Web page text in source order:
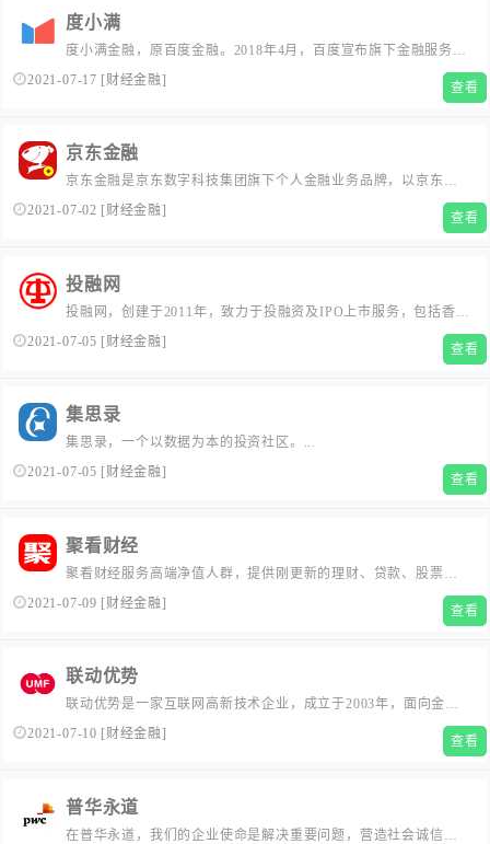
度小满
度小满金融，原百度金融。2018年4月，百度宣布旗下金融服务事
业群组正式完成拆分融资协议签署，实现独立运营。度小满金融
作为一家金融科技公司，在智能金融时代，将充分发挥百度的AI
2021-07-17 [财经金融] 查看
京东金融
京东金融是京东数字科技集团旗下个人金融业务品牌，以京东金
融App为载体，已经成为四亿用户选择的个人金融决策平台。京东
2021-07-02 [财经金融] 查看
投融网
投融网，创建于2011年，致力于投融资及IPO上市服务，包括香港
上市，IPO，借壳上市、买壳上市和并购上市，为企业提供香港上
市财务顾问服务，HK-IPO，规划IPO上市条件、流程，借壳、买
2021-07-05 [财经金融] 查看
集思录
集思录，一个以数据为本的投资社区。...
2021-07-05 [财经金融] 查看
聚看财经
聚看财经服务高端净值人群，提供刚更新的理财、贷款、股票、
基金、保险、机酒、信用卡、问答等财经信息，了解理财知识、
学习理财技巧、交流理财心得，做优秀的互联网新型理财网站。...
2021-07-09 [财经金融] 查看
联动优势
联动优势是一家互联网高新技术企业，成立于2003年，面向金融
机构和产业经济提供综合性金融科技服务，助力政府机构推进科
技监管与智慧政务建设。2016年通过重大资产重组上市，成为海
力，已与...
2021-07-10 [财经金融] 查看
普华永道
在普华永道，我们的企业使命是解决重要问题，营造社会诚信。